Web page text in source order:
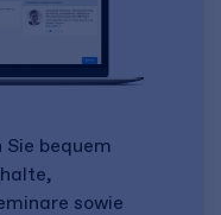
bequem
sowie